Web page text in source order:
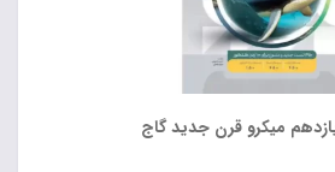
میکرو قرن جدید گاج